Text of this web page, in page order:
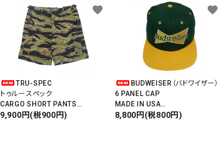
タイガーカモ
TRU-SPEC
トゥルースペック
CARGO SHORT PANTS
カーゴショートパンツ
9,900円(税900円)
favorite
BUDWEISER（バドワイザー）
6 PANEL CAP
MADE IN USA
Front Design
8,800円(税800円)
favorite